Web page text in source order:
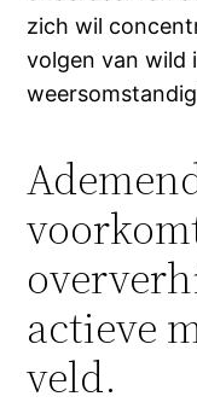
zich wil
volgen van wild
actieve
veld.